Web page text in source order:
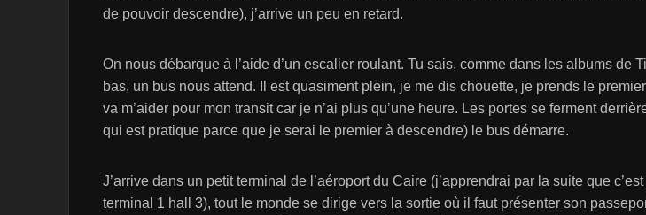
de pouvoir descendre), j’arrive un peu en retard.
On nous débarque à l’aide d’un escalier roulant. Tu sais, comme dans les albums de
bas, un bus nous attend. Il est quasiment plein, je me dis chouette, je prends le
va m’aider pour mon transit car je n’ai plus qu’une heure. Les portes se ferment
qui est pratique parce que je serai le premier à descendre) le bus démarre.
J’arrive dans un petit terminal de l’aéroport du Caire (j’apprendrai par la suite que
terminal 1 hall 3), tout le monde se dirige vers la sortie où il faut présenter son